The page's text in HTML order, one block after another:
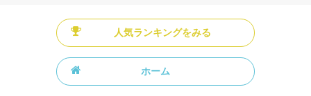
人気ランキングをみる
ホーム